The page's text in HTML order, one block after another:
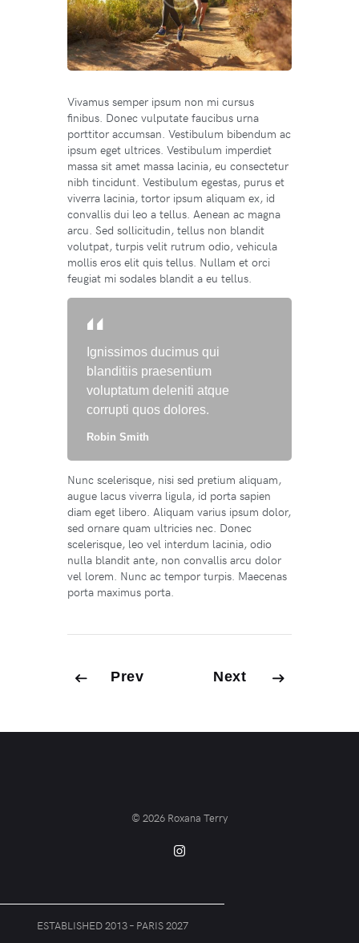
Vivamus semper ipsum non mi cursus
finibus. Donec vulputate faucibus urna
porttitor accumsan. Vestibulum bibendum ac
ipsum eget ultrices. Vestibulum imperdiet
massa sit amet massa lacinia, eu consectetur
nibh tincidunt. Vestibulum egestas, purus et
viverra lacinia, tortor ipsum aliquam ex, id
convallis dui leo a tellus. Aenean ac magna
arcu. Sed sollicitudin, tellus non blandit
volutpat, turpis velit rutrum odio, vehicula
mollis eros elit quis tellus. Nullam et orci
feugiat mi sodales blandit a eu tellus.
Ignissimos ducimus qui
blanditiis praesentium
voluptatum deleniti atque
corrupti quos dolores.
Robin Smith
Nunc scelerisque, nisi sed pretium aliquam,
augue lacus viverra ligula, id porta sapien
diam eget libero. Aliquam varius ipsum dolor,
sed ornare quam ultricies nec. Donec
scelerisque, leo vel interdum lacinia, odio
nulla blandit ante, non convallis arcu dolor
vel lorem. Nunc ac tempor turpis. Maecenas
porta maximus porta.
Prev Next
© 2026 Roxana Terry
ESTABLISHED 2013 – PARIS 2027